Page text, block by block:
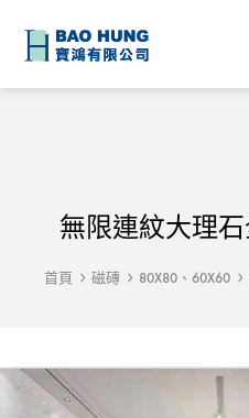
無限連紋大理
首頁 磁磚 80X80、60X60